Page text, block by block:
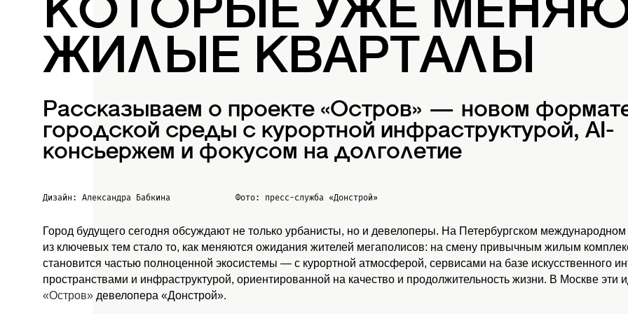
КОТОРЫЕ УЖЕ
ЖИЛЫЕ КВАРТАЛЫ
Рассказываем о проекте «Остров» — новом
городской среды с курортной инфраструктурой, AI-
консьержем и фокусом на долголетие
Дизайн: Александра Бабкина Фото: пресс-служба «Донстрой»
Город будущего сегодня обсуждают не только урбанисты, но и девелоперы. На Петербургском
из ключевых тем стало то, как меняются ожидания жителей мегаполисов: на смену привычным жилым
становится частью полноценной экосистемы — с курортной атмосферой, сервисами на базе искусственного
пространствами и инфраструктурой, ориентированной на качество и продолжительность жизни. В Москве
«Остров» девелопера «Донстрой».